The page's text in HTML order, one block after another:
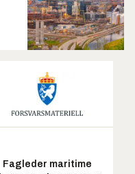
Fagleder maritime